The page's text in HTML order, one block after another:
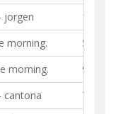
jorgen
10 - 10
morning.
5 - 7
morning.
9 - 8
cantona
7 - 10